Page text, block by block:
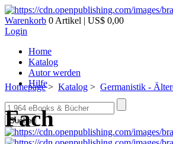
Warenkorb 0 Artikel | US$ 0,00
Login
Home
Katalog
Autor werden
Hilfe
Suche
Homepage> Katalog > Germanistik -
Fach